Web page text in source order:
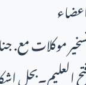
موکلات مع.
العلیم۔بحل